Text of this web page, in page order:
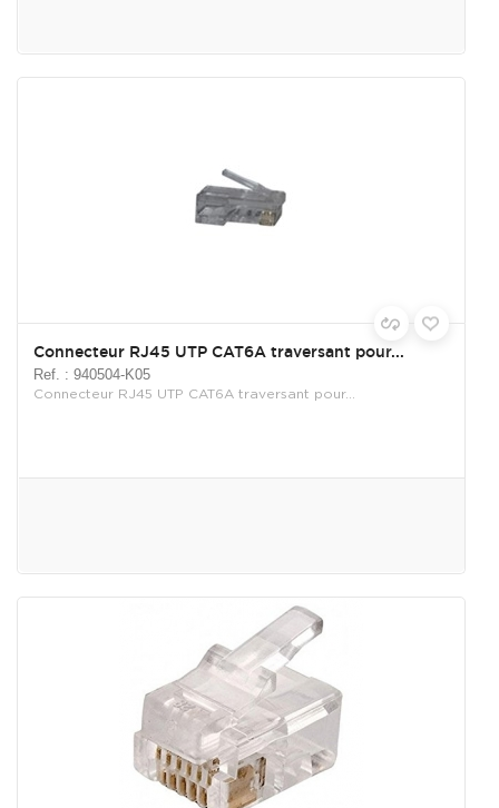
Connecteur RJ45 UTP CAT6A traversant pour...
Ref. : 940504-K05
Connecteur RJ45 UTP CAT6A traversant pour...